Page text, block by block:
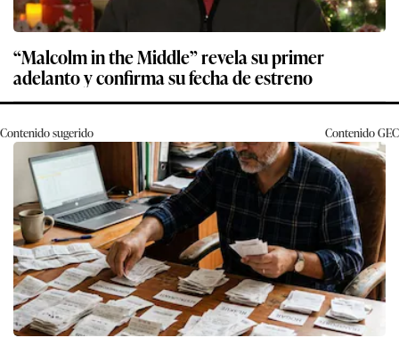
“Malcolm in the Middle” revela su primer
adelanto y confirma su fecha de estreno
Contenido sugerido ContenidoGEC